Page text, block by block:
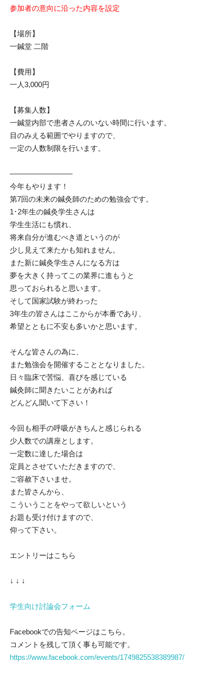
参加者の意向に沿った内容を設定
【場所】
一鍼堂 二階
【費用】
一人3,000円
【募集人数】
一鍼堂内部で患者さんのいない時間に行います。
目のみえる範囲でやりますので、
一定の人数制限を行います。
————————–
今年もやります！
第7回の未来の鍼灸師のための勉強会です。
1･2年生の鍼灸学生さんは
学生生活にも慣れ、
将来自分が進むべき道というのが
少し見えて来たかも知れません。
また新に鍼灸学生さんになる方は
夢を大きく持ってこの業界に進もうと
思っておられると思います。
そして国家試験が終わった
3年生の皆さんはここからが本番であり、
希望とともに不安も多いかと思います。
そんな皆さんの為に、
また勉強会を開催することとなりました。
日々臨床で苦悩、喜びを感じている
鍼灸師に聞きたいことがあれば
どんどん聞いて下さい！
今回も相手の呼吸がきちんと感じられる
少人数での講座とします。
一定数に達した場合は
定員とさせていただきますので、
ご容赦下さいませ。
また皆さんから、
こういうことをやって欲しいという
お題も受け付けますので、
仰って下さい。
エントリーはこちら
↓ ↓ ↓
学生向け討論会フォーム
Facebookでの告知ページはこちら。
コメントを残して頂く事も可能です。
https://www.facebook.com/events/1749825538389987/